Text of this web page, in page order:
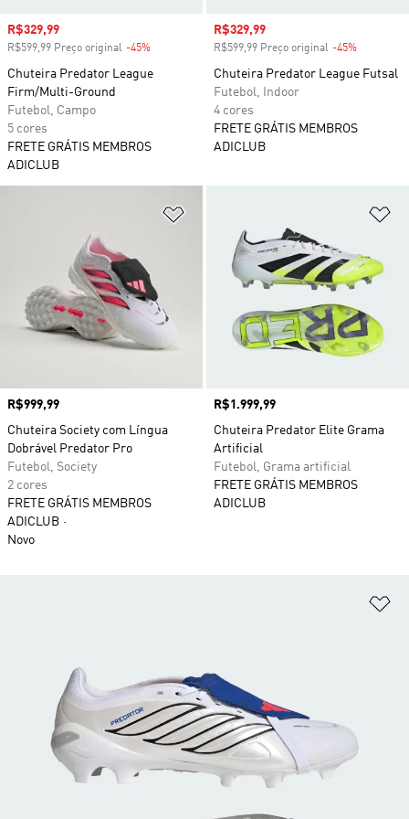
Preço com desconto
R$329,99
R$599,99 Preço original -45%
Chuteira Predator League
Firm/Multi-Ground
Futebol, Campo
5 cores
FRETE GRÁTIS MEMBROS
ADICLUB
Preço com desconto
R$329,99
R$599,99 Preço original -45%
Chuteira Predator League Futsal
Futebol, Indoor
4 cores
FRETE GRÁTIS MEMBROS
ADICLUB
Preço
R$999,99
Chuteira Society com Língua
Dobrável Predator Pro
Futebol, Society
2 cores
FRETE GRÁTIS MEMBROS
ADICLUB
Novo
Preço
R$1.999,99
Chuteira Predator Elite Grama
Artificial
Futebol, Grama artificial
FRETE GRÁTIS MEMBROS
ADICLUB